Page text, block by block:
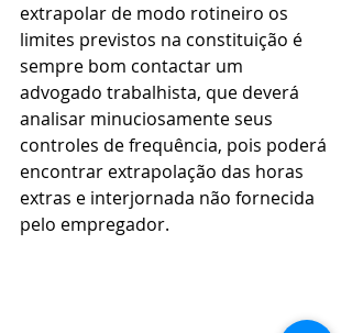
extrapolar de modo rotineiro os
limites previstos na constituição é
sempre bom contactar um
advogado trabalhista, que deverá
analisar minuciosamente seus
controles de frequência, pois poderá
encontrar extrapolação das horas
extras e interjornada não fornecida
pelo empregador.